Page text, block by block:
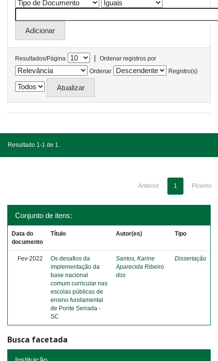
Resultados/Página |
Ordenar registros por
Ordenar
Registro(s)
Resultado 1-1 de 1.
Anterior 1 Póximo
Conjunto de itens:
Data do
documento
Título Autor(es) Tipo
Fev-2022
Os desafios da
implementação da
base nacional
comum curricular nas
escolas públicas de
ensino fundamental
de Ponte Serrada -
SC
Santos, Karine
Aparecida Ribeiro
dos
Dissertação
Busca facetada